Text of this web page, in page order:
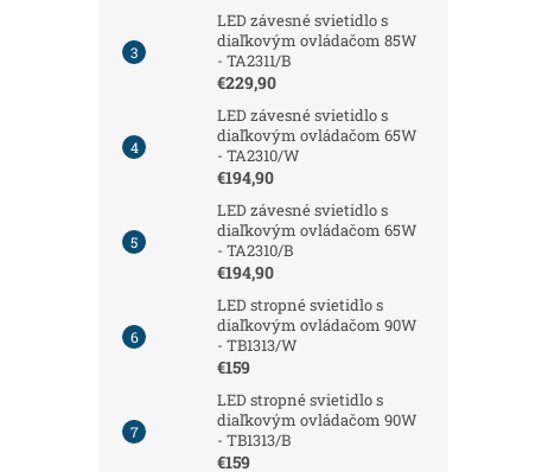
LED závesné svietidlo s
diaľkovým ovládačom 85W
- TA2311/B
€229,90
LED závesné svietidlo s
diaľkovým ovládačom 65W
- TA2310/W
€194,90
LED závesné svietidlo s
diaľkovým ovládačom 65W
- TA2310/B
€194,90
LED stropné svietidlo s
diaľkovým ovládačom 90W
- TB1313/W
€159
LED stropné svietidlo s
diaľkovým ovládačom 90W
- TB1313/B
€159